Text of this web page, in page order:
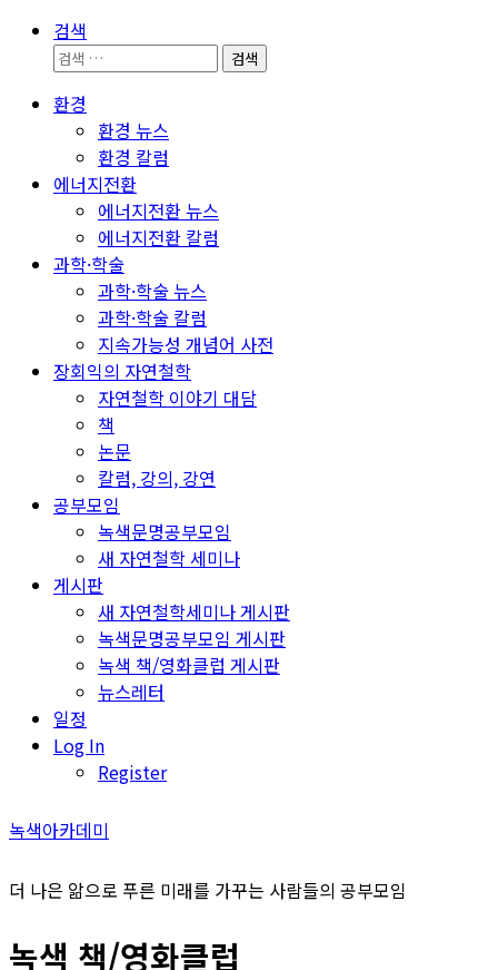
검색
검
환경
환경 뉴스
환경 칼럼
에너지전환
에너지전환 뉴스
에너지전환 칼럼
과학·학술
과학·학술 뉴스
과학·학술 칼럼
지속가능성 개념어 사전
장회익의 자연철학
자연철학 이야기 대담
책
논문
칼럼, 강의, 강연
공부모임
녹색문명공부모임
새 자연철학 세미나
게시판
새 자연철학세미나 게시판
녹색문명공부모임 게시판
녹색 책/영화클럽 게시판
뉴스레터
일정
Log In
Register
녹색아카데미
더 나은 앎으로 푸른 미래를 가꾸는 사람들의 공부모임
녹색 책/영화클럽